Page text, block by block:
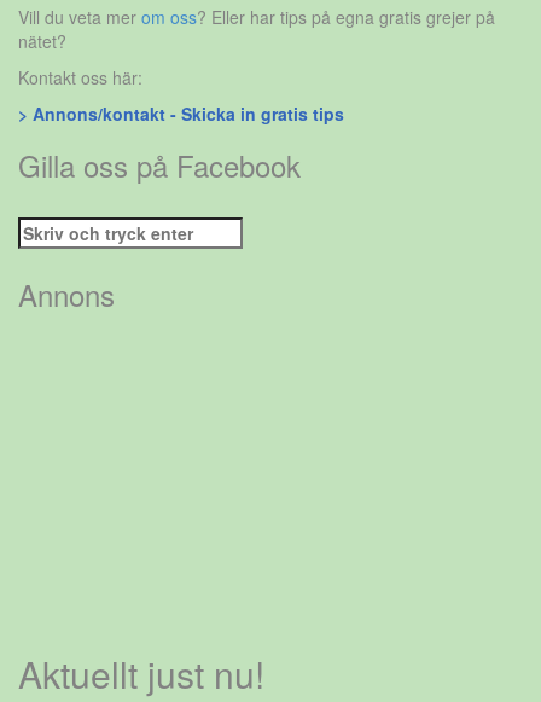
Vill du veta mer om oss? Eller har tips på egna gratis grejer på
nätet?
Kontakt oss här:
> Annons/kontakt - Skicka in gratis tips
Gilla oss på Facebook
Sök
efter:
Annons
Aktuellt just nu!